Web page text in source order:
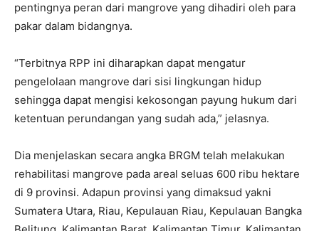
pentingnya peran dari mangrove yang dihadiri oleh para
pakar dalam bidangnya.
“Terbitnya RPP ini diharapkan dapat mengatur
pengelolaan mangrove dari sisi lingkungan hidup
sehingga dapat mengisi kekosongan payung hukum dari
ketentuan perundangan yang sudah ada,” jelasnya.
Dia menjelaskan secara angka BRGM telah melakukan
rehabilitasi mangrove pada areal seluas 600 ribu hektare
di 9 provinsi. Adapun provinsi yang dimaksud yakni
Sumatera Utara, Riau, Kepulauan Riau, Kepulauan Bangka